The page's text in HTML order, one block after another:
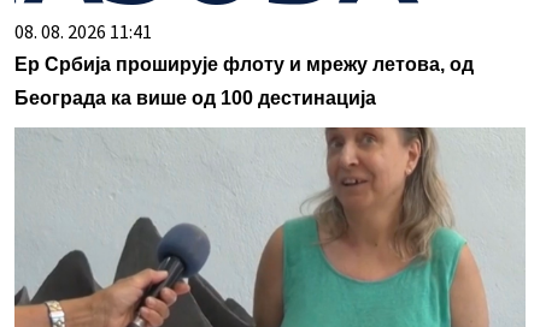
08. 08. 2026 11:41
Ер Србија проширује флоту и мрежу летова, од
Београда ка више од 100 дестинација